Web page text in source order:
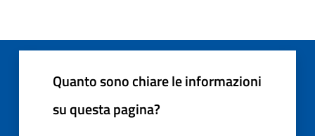
Quanto sono chiare le informazioni
su questa pagina?